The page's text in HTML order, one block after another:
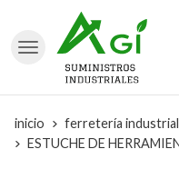
inicio
ferretería industrial